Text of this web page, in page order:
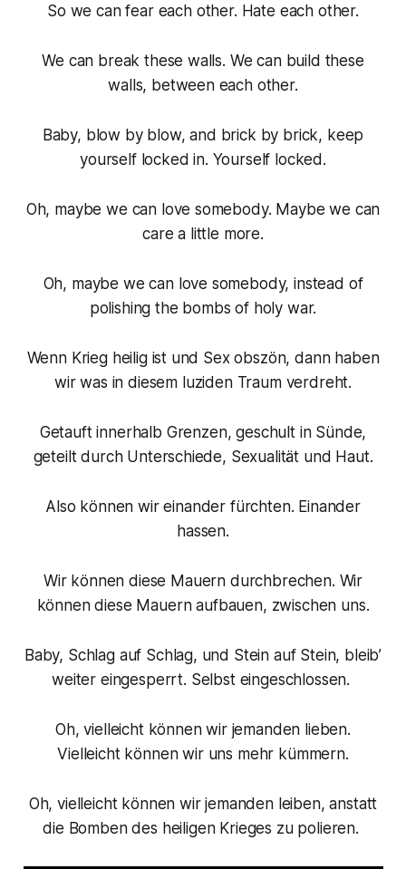
So we can fear each other. Hate each other.
We can break these walls. We can build these
walls, between each other.
Baby, blow by blow, and brick by brick, keep
yourself locked in. Yourself locked.
Oh, maybe we can love somebody. Maybe we can
care a little more.
Oh, maybe we can love somebody, instead of
polishing the bombs of holy war.
Wenn Krieg heilig ist und Sex obszön, dann haben
wir was in diesem luziden Traum verdreht.
Getauft innerhalb Grenzen, geschult in Sünde,
geteilt durch Unterschiede, Sexualität und Haut.
Also können wir einander fürchten. Einander
hassen.
Wir können diese Mauern durchbrechen. Wir
können diese Mauern aufbauen, zwischen uns.
Baby, Schlag auf Schlag, und Stein auf Stein, bleib’
weiter eingesperrt. Selbst eingeschlossen.
Oh, vielleicht können wir jemanden lieben.
Vielleicht können wir uns mehr kümmern.
Oh, vielleicht können wir jemanden leiben, anstatt
die Bomben des heiligen Krieges zu polieren.